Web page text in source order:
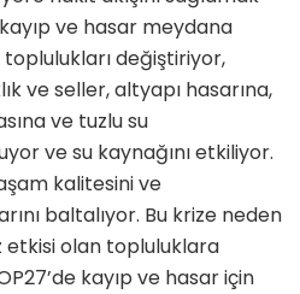
ve hasar meydana
değiştiriyor,
ve seller, altyapı hasarına,
ve tuzlu su
ve su kaynağını etkiliyor.
kalitesini ve
baltalıyor. Bu krize neden
etkisi olan topluluklara
kayıp ve hasar için